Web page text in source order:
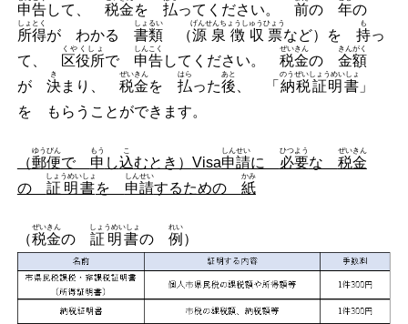
申告して、 税金を 払ってください。 前の 年の
所得
しょとく
が わかる 書類
しょるい
（源泉徴収票
げんせんちょうしゅうひょう
など）を 持
も
っ
て、
区役所
くやくしょ
で 申告
しんこく
してください。 税金
ぜいきん
の 金額
きんがく
が 決
き
まり、 税金
ぜいきん
を 払
はら
った後
あと
、 「 納税証明書
のうぜいしょうめいしょ
」
を もらうことができます。
（郵便
ゆうびん
で 申
もう
し込
こ
むとき） Visa申請
しんせい
に 必要
ひつよう
な 税金
ぜいきん
の 証明書
しょうめいしょ
を 申請
しんせい
するための 紙
かみ
（税金
ぜいきん
の 証明書
しょうめいしょ
の 例
れい
）